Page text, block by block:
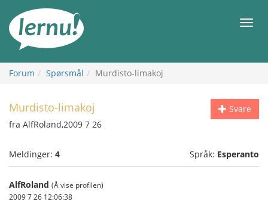
innholdet
Meny
Forum Spørsmål Murdisto-limakoj
Svare
Murdisto-limakoj
fra AlfRoland,2009 7 26
Meldinger: 4 Språk: Esperanto
AlfRoland (Å vise profilen)
2009 7 26 12:06:38